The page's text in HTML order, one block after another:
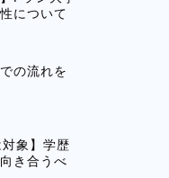
について
の流れを
対象】学歴
き合うべ